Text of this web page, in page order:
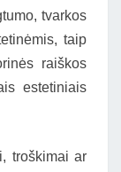
tvarkos
taip
raiškos
estetiniais
troškimai ar